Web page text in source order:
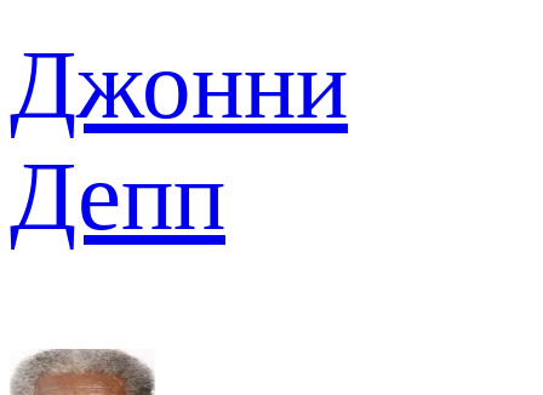
Джонни
Депп